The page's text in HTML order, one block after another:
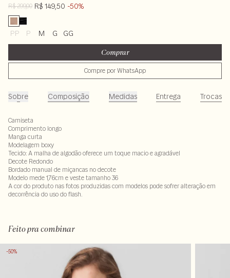
R$ 299,00 R$ 149,50 -50%
PP P M G GG
Comprar
Compre por WhatsApp
Sobre Composição Medidas Entrega Trocas
Camiseta
Comprimento longo
Manga curta
Modelagem boxy
Tecido: A malha de algodão oferece um toque macio e agradável
Decote Redondo
Bordado manual de miçancas no decote
Modelo mede 1,76cm e veste tamanho 36
A cor do produto nas fotos produzidas com modelos pode sofrer alteração em
decorrência do uso do flash.
Feito pra combinar
-50%